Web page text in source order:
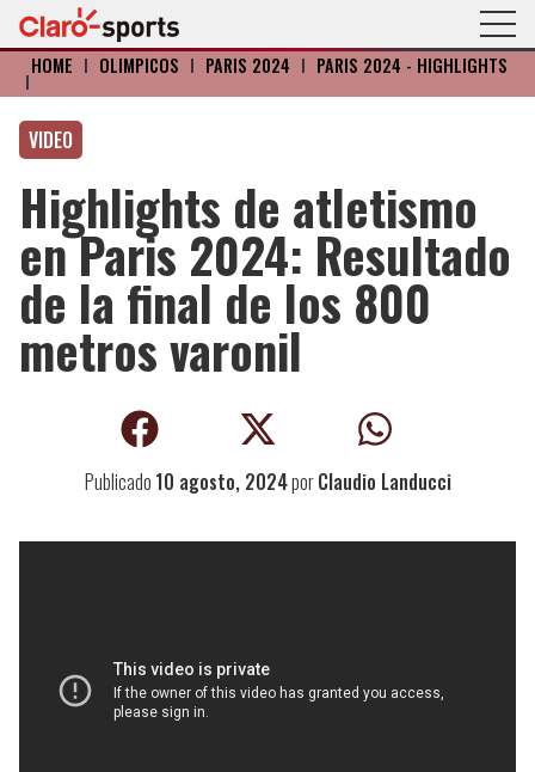
HOME I OLÍMPICOS I PARIS 2024 I PARIS 2024 - HIGHLIGHTS
I
VIDEO
Highlights de atletismo
en Paris 2024: Resultado
de la final de los 800
metros varonil
Publicado 10 agosto, 2024porClaudio Landucci